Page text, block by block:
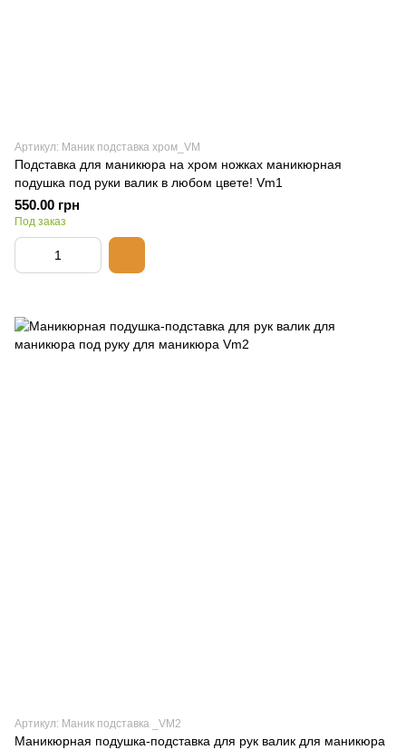
Артикул: Маник подставка хром_VM
Подставка для маникюра на хром ножках маникюрная
подушка под руки валик в любом цвете! Vm1
550.00 грн
Под заказ
Артикул: Маник подставка _VM2
Маникюрная подушка-подставка для рук валик для маникюра